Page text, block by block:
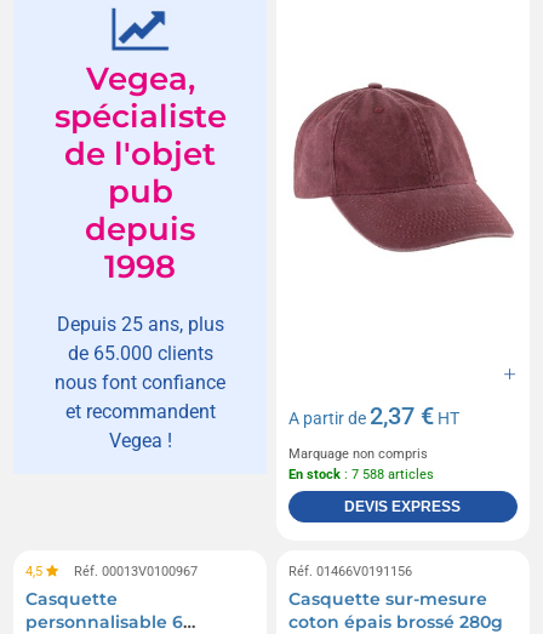
Vegea,
spécialiste
de l'objet
pub
depuis
1998
Depuis 25 ans, plus
de 65.000 clients
nous font confiance
et recommandent
Vegea !
A partir de2,37 € HT
Marquage non compris
En stock : 7 588 articles
DEVIS EXPRESS
4,5 Réf. 00013V0100967
Casquette
personnalisable 6
Réf. 01466V0191156
Casquette sur-mesure
coton épais brossé 280g